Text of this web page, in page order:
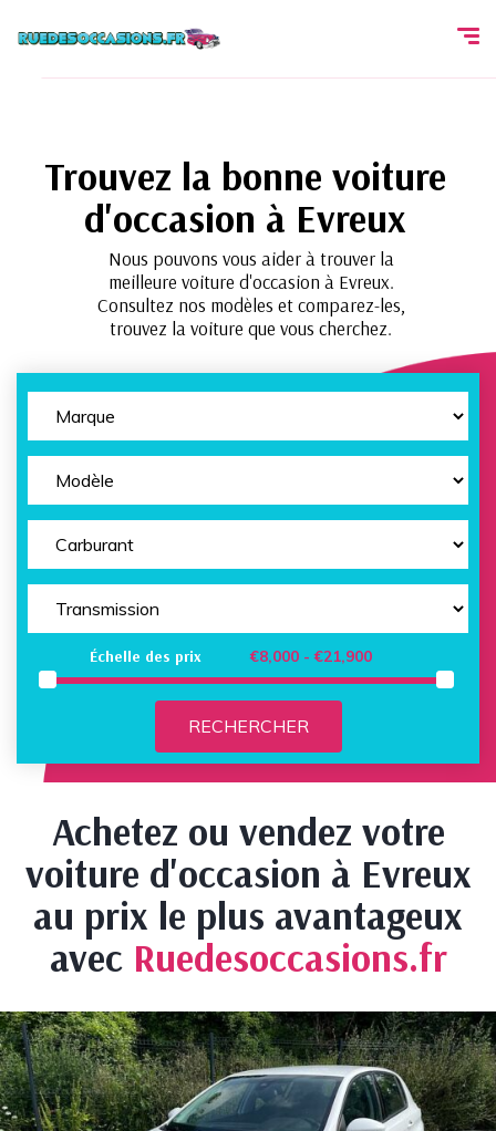
Trouvez la bonne voiture
d'occasion à Evreux
Nous pouvons vous aider à trouver la
meilleure voiture d'occasion à Evreux.
Consultez nos modèles et comparez-les,
trouvez la voiture que vous cherchez.
Échelle des prix
RECHERCHER
Achetez ou vendez votre
voiture d'occasion à Evreux
au prix le plus avantageux
avec Ruedesoccasions.fr